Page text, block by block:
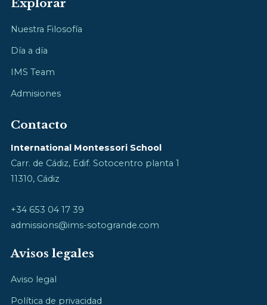
Explorar
Nuestra Filosofía
Día a día
IMS Team
Admisiones
Contacto
International Montessori School
Carr. de Cádiz, Edif. Sotocentro planta 1
11310, Cádiz
+34 653 04 17 39
admissions@ims-sotogrande.com
Avisos legales
Aviso legal
Política de privacidad